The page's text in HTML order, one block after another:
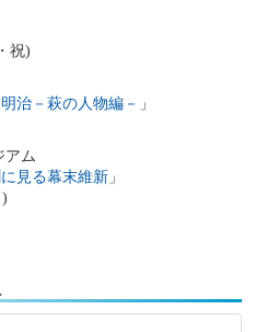
祝)
治－萩の人物編－ 」
アム
見る幕末維新 」